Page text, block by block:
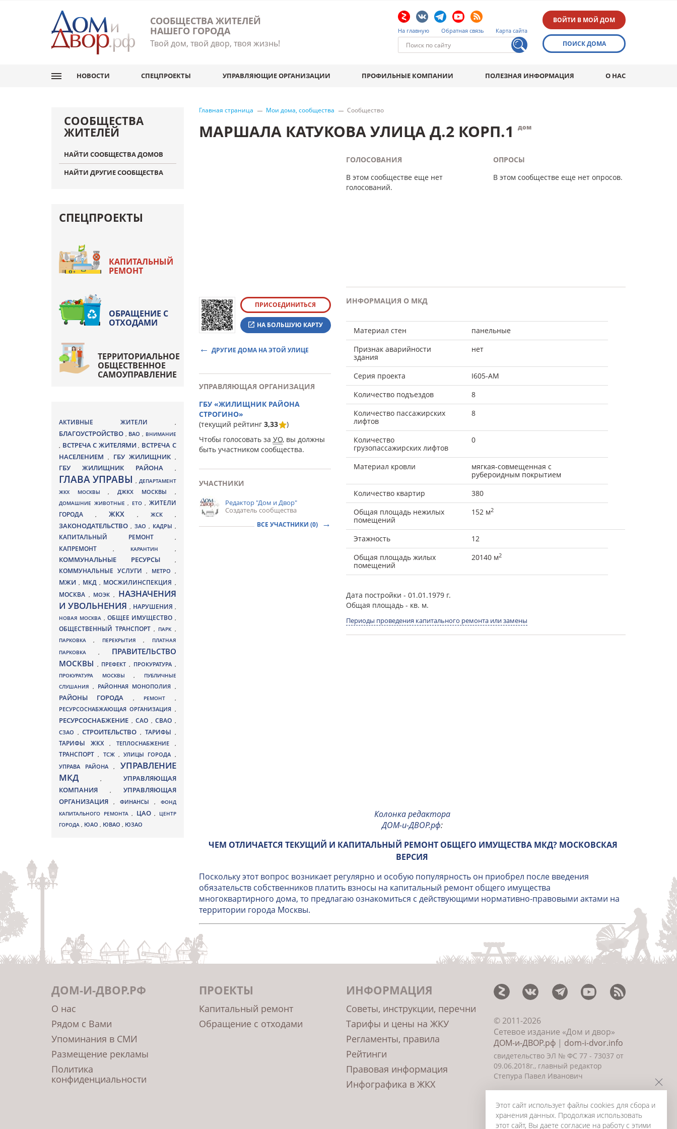
СООБЩЕСТВА ЖИТЕЛЕЙ
НАШЕГО ГОРОДА
Твой дом, твой двор, твоя жизнь!
На главную Обратная связь Карта сайта
ВОЙТИ В МОЙ ДОМ
ПОИСК ДОМА
НОВОСТИ СПЕЦПРОЕКТЫ УПРАВЛЯЮЩИЕ ОРГАНИЗАЦИИ ПРОФИЛЬНЫЕ КОМПАНИИ ПОЛЕЗНАЯ ИНФОРМАЦИЯ О НАС
Главная страница Мои дома, сообщества Сообщество
МАРШАЛА КАТУКОВА УЛИЦА Д.2 КОРП.1 дом
ПРИСОЕДИНИТЬСЯ
НА БОЛЬШУЮ КАРТУ
ДРУГИЕ ДОМА НА ЭТОЙ УЛИЦЕ
УПРАВЛЯЮЩАЯ ОРГАНИЗАЦИЯ
ГБУ «ЖИЛИЩНИК РАЙОНА
СТРОГИНО»
(текущий рейтинг 3,33
)
Чтобы голосовать за УО, вы должны
быть участником сообщества.
УЧАСТНИКИ
Редактор "Дом и Двор"
Создатель сообщества
ВСЕ УЧАСТНИКИ (0)
ГОЛОСОВАНИЯ
В этом сообществе еще нет
голосований.
ОПРОСЫ
В этом сообществе еще нет опросов.
ИНФОРМАЦИЯ О МКД
Материал стен
панельные
Признак аварийности
здания
нет
Серия проекта
I605-АМ
Количество подъездов
8
Количество пассажирских
лифтов
8
Количество
грузопассажирских лифтов
0
Материал кровли
мягкая-совмещенная с
рубероидным покрытием
Количество квартир
380
Общая площадь нежилых
помещений
152 м2
Этажность
12
Общая площадь жилых
помещений
20140 м2
Дата постройки - 01.01.1979 г.
Общая площадь- кв. м.
Периоды проведения капитального ремонта или замены
Колонка редактора
ДОМ-и-ДВОР.рф:
ЧЕМ ОТЛИЧАЕТСЯ ТЕКУЩИЙ И КАПИТАЛЬНЫЙ РЕМОНТ ОБЩЕГО ИМУЩЕСТВА МКД? МОСКОВСКАЯ
ВЕРСИЯ
Поскольку этот вопрос возникает регулярно и особую популярность он приобрел после введения
обязательств собственников платить взносы на капитальный ремонт общего имущества
многоквартирного дома, то предлагаю ознакомиться с действующими нормативно-правовыми актами на
территории города Москвы.
СООБЩЕСТВА
ЖИТЕЛЕЙ
НАЙТИ СООБЩЕСТВА ДОМОВ
НАЙТИ ДРУГИЕ СООБЩЕСТВА
СПЕЦПРОЕКТЫ
КАПИТАЛЬНЫЙ
РЕМОНТ
ОБРАЩЕНИЕ С
ОТХОДАМИ
ТЕРРИТОРИАЛЬНОЕ
ОБЩЕСТВЕННОЕ
САМОУПРАВЛЕНИЕ
АКТИВНЫЕ ЖИТЕЛИ ,
БЛАГОУСТРОЙСТВО , ВАО , ВНИМАНИЕ
, ВСТРЕЧА С ЖИТЕЛЯМИ, ВСТРЕЧА С
НАСЕЛЕНИЕМ
, ГБУ ЖИЛИЩНИК ,
ГБУ ЖИЛИЩНИК РАЙОНА ,
ГЛАВА УПРАВЫ, ДЕПАРТАМЕНТ
ЖКХ МОСКВЫ,ДЖКХ МОСКВЫ ,
ДОМАШНИЕ ЖИВОТНЫЕ , ЕТО , ЖИТЕЛИ
ГОРОДА
, ЖКХ , ЖСК ,
ЗАКОНОДАТЕЛЬСТВО , ЗАО , КАДРЫ ,
КАПИТАЛЬНЫЙ РЕМОНТ ,
КАПРЕМОНТ , КАРАНТИН ,
КОММУНАЛЬНЫЕ РЕСУРСЫ ,
КОММУНАЛЬНЫЕ УСЛУГИ , МЕТРО ,
МЖИ, МКД , МОСЖИЛИНСПЕКЦИЯ ,
МОСКВА , МОЭК ,
НАЗНАЧЕНИЯ
И УВОЛЬНЕНИЯ , НАРУШЕНИЯ ,
НОВАЯ МОСКВА , ОБЩЕЕ ИМУЩЕСТВО ,
ОБЩЕСТВЕННЫЙ ТРАНСПОРТ, ПАРК ,
ПАРКОВКА, ПЕРЕКРЫТИЯ,
ПЛАТНАЯ
ПАРКОВКА ,
ПРАВИТЕЛЬСТВО
МОСКВЫ , ПРЕФЕКТ, ПРОКУРАТУРА ,
ПРОКУРАТУРА МОСКВЫ ,
ПУБЛИЧНЫЕ
СЛУШАНИЯ, РАЙОННАЯ МОНОПОЛИЯ ,
РАЙОНЫ ГОРОДА , РЕМОНТ ,
РЕСУРСОСНАБЖАЮЩАЯ ОРГАНИЗАЦИЯ ,
РЕСУРСОСНАБЖЕНИЕ , САО , СВАО ,
СЗАО ,СТРОИТЕЛЬСТВО, ТАРИФЫ ,
ТАРИФЫ ЖКХ , ТЕПЛОСНАБЖЕНИЕ ,
ТРАНСПОРТ, ТСЖ , УЛИЦЫ ГОРОДА ,
УПРАВА РАЙОНА, УПРАВЛЕНИЕ
МКД, УПРАВЛЯЮЩАЯ
КОМПАНИЯ
, УПРАВЛЯЮЩАЯ
ОРГАНИЗАЦИЯ
, ФИНАНСЫ , ФОНД
КАПИТАЛЬНОГО РЕМОНТА , ЦАО ,
ЦЕНТР
ГОРОДА , ЮАО , ЮВАО , ЮЗАО
ДОМ-И-ДВОР.РФ
О нас
Рядом с Вами
Упоминания в СМИ
Размещение рекламы
Политика
конфиденциальности
ПРОЕКТЫ
Капитальный ремонт
Обращение с отходами
ИНФОРМАЦИЯ
Советы, инструкции, перечни
Тарифы и цены на ЖКУ
Регламенты, правила
Рейтинги
Правовая информация
Инфографика в ЖКХ
© 2011-2026
Сетевое издание «Дом и двор»
ДОМ-и-ДВОР.рф| dom-i-dvor.info
свидетельство ЭЛ № ФС 77 - 73037 от
09.06.2018г., главный редактор
Степура Павел Иванович
«ИнфоДизайн» 2011—2026
Этот сайт использует файлы cookies для сбора и
хранения данных. Продолжая использовать
этот сайт, Вы даете согласие на работу с этими